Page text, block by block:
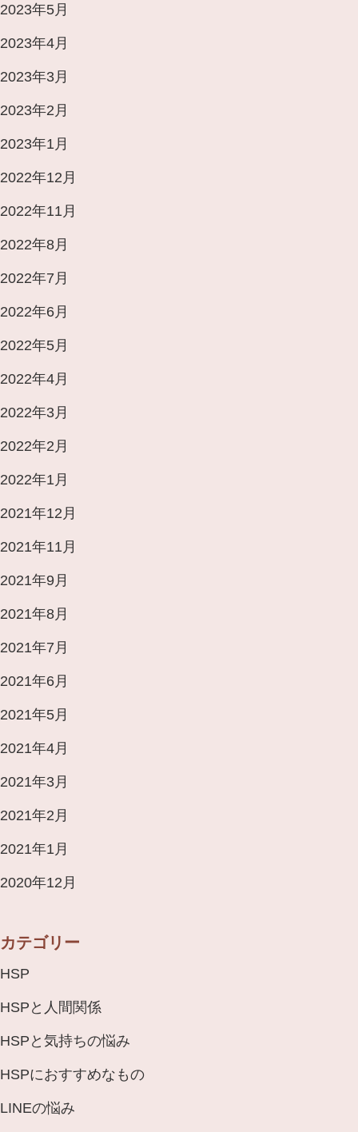
2023年5月
2023年4月
2023年3月
2023年2月
2023年1月
2022年12月
2022年11月
2022年8月
2022年7月
2022年6月
2022年5月
2022年4月
2022年3月
2022年2月
2022年1月
2021年12月
2021年11月
2021年9月
2021年8月
2021年7月
2021年6月
2021年5月
2021年4月
2021年3月
2021年2月
2021年1月
2020年12月
カテゴリー
HSP
HSPと人間関係
HSPと気持ちの悩み
HSPにおすすめなもの
LINEの悩み